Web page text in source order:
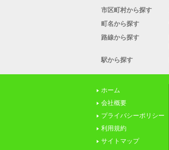
市区町村から探す
町名から探す
路線から探す
駅から探す
ホーム
会社概要
プライバシーポリシー
利用規約
サイトマップ